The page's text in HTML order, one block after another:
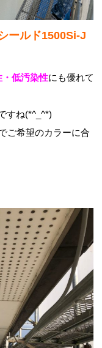
ールド1500Si-J
・低汚染性にも優れて
すね(*^_^*)
ご希望のカラーに合